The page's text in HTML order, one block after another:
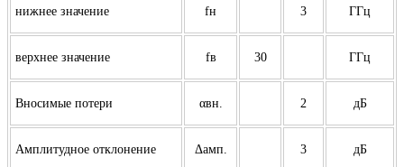
нижнее значение fн 3 ГГц
верхнее значение fв 30 ГГц
Вносимые потери αвн. 2 дБ
Амплитудное отклонение Δамп. 3 дБ